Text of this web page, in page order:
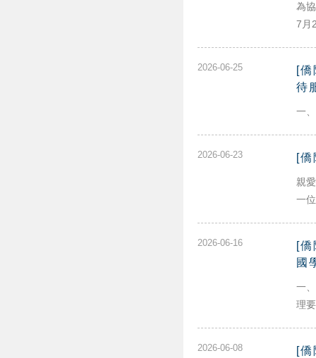
為
7月
2026-06-25
[
待
一
2026-06-23 [僑
親
一
2026-06-16
[僑
國
一
理
2026-06-08 [